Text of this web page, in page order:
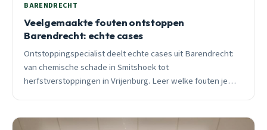
BARENDRECHT
Veelgemaakte fouten ontstoppen
Barendrecht: echte cases
Ontstoppingspecialist deelt echte cases uit Barendrecht:
van chemische schade in Smitshoek tot
herfstverstoppingen in Vrijenburg. Leer welke fouten je